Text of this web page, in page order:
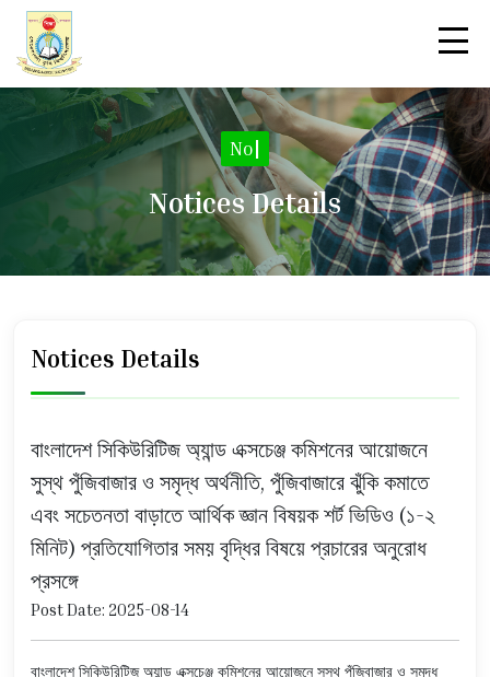
Notic |
Notices Details
Notices Details
বাংলাদেশ সিকিউরিটিজ অ্যান্ড এক্সচেঞ্জ কমিশনের আয়োজনে
সুস্থ পুঁজিবাজার ও সমৃদ্ধ অর্থনীতি, পুঁজিবাজারে ঝুঁকি কমাতে
এবং সচেতনতা বাড়াতে আর্থিক জ্ঞান বিষয়ক শর্ট ভিডিও (১-২
মিনিট) প্রতিযোগিতার সময় বৃদ্ধির বিষয়ে প্রচারের অনুরোধ
প্রসঙ্গে
Post Date: 2025-08-14
বাংলাদেশ সিকিউরিটিজ অ্যান্ড এক্সচেঞ্জ কমিশনের আয়োজনে সুস্থ পুঁজিবাজার ও সমৃদ্ধ